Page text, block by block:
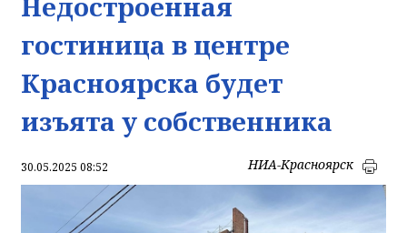
гостиница в центре
Красноярска будет
изъята у собственника
30.05.2025 08:52 НИА-Красноярск